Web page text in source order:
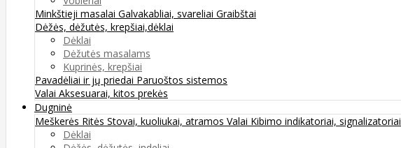
Minkštieji masalai Galvakabliai, svareliai Graibštai
Dėžės, dėžutės, krepšiai,dėklai
Dėklai
Dėžutės masalams
Kuprinės, krepšiai
Pavadėliai ir jų priedai Paruoštos sistemos
Valai Aksesuarai, kitos prekės
Dugninė
Meškerės Ritės Stovai, kuoliukai, atramos Valai Kibimo indikatoriai, signalizatoriai
Dėklai